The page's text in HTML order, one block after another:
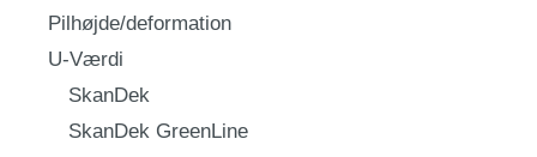
Pilhøjde/deformation
U-Værdi
SkanDek
SkanDek GreenLine